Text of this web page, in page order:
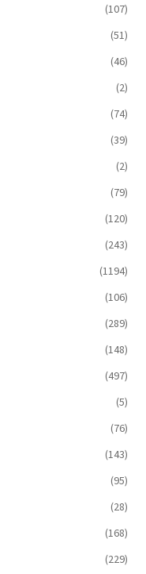
(107)
(51)
(46)
(2)
(74)
(39)
(2)
(79)
(120)
(243)
(1194)
(106)
(289)
(148)
(497)
(5)
(76)
(143)
(95)
(28)
(168)
(229)